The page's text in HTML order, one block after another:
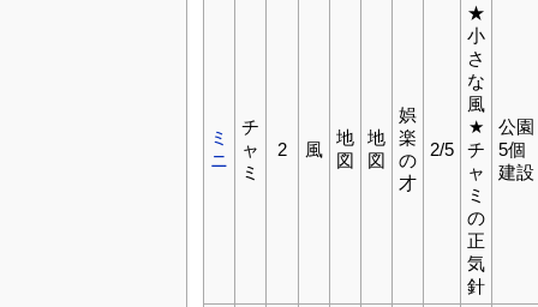
ミ
ニ
チ
ャ
ミ
2 風
地
図
地
図
娯
楽
の
才
2/5
★
小
さ
な
風
★
チ
ャ
ミ
の
正
気
針
公園
5個
建設